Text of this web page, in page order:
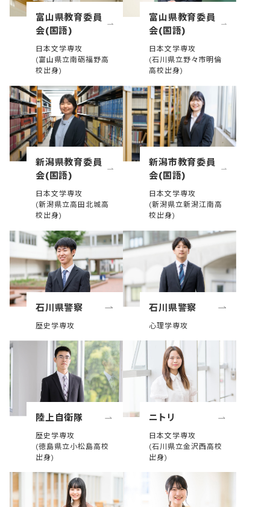
富山県教育委員
会(国語)
日本文学専攻
(富山県立南砺福野高
校出身)
富山県教育委員
会(国語)
日本文学専攻
(石川県立野々市明倫
高校出身)
新潟県教育委員
会(国語)
日本文学専攻
(新潟県立高田北城高
校出身)
新潟市教育委員
会(国語)
日本文学専攻
(新潟県立新潟江南高
校出身)
石川県警察
歴史学専攻
石川県警察
心理学専攻
陸上自衛隊
歴史学専攻
(徳島県立小松島高校
出身)
ニトリ
日本文学専攻
(石川県立金沢西高校
出身)